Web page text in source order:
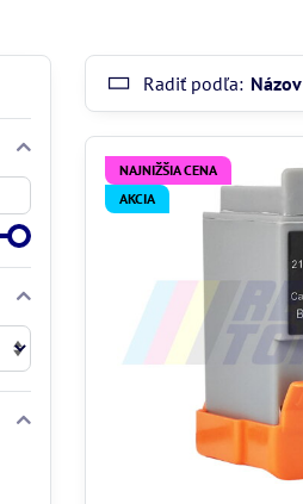
Radiť podľa: Názov
NAJNIŽŠIA CENA
AKCIA